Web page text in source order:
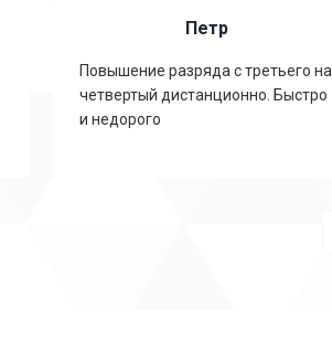
Петр
Повышение разряда с третьего на
четвертый дистанционно. Быстро
и недорого